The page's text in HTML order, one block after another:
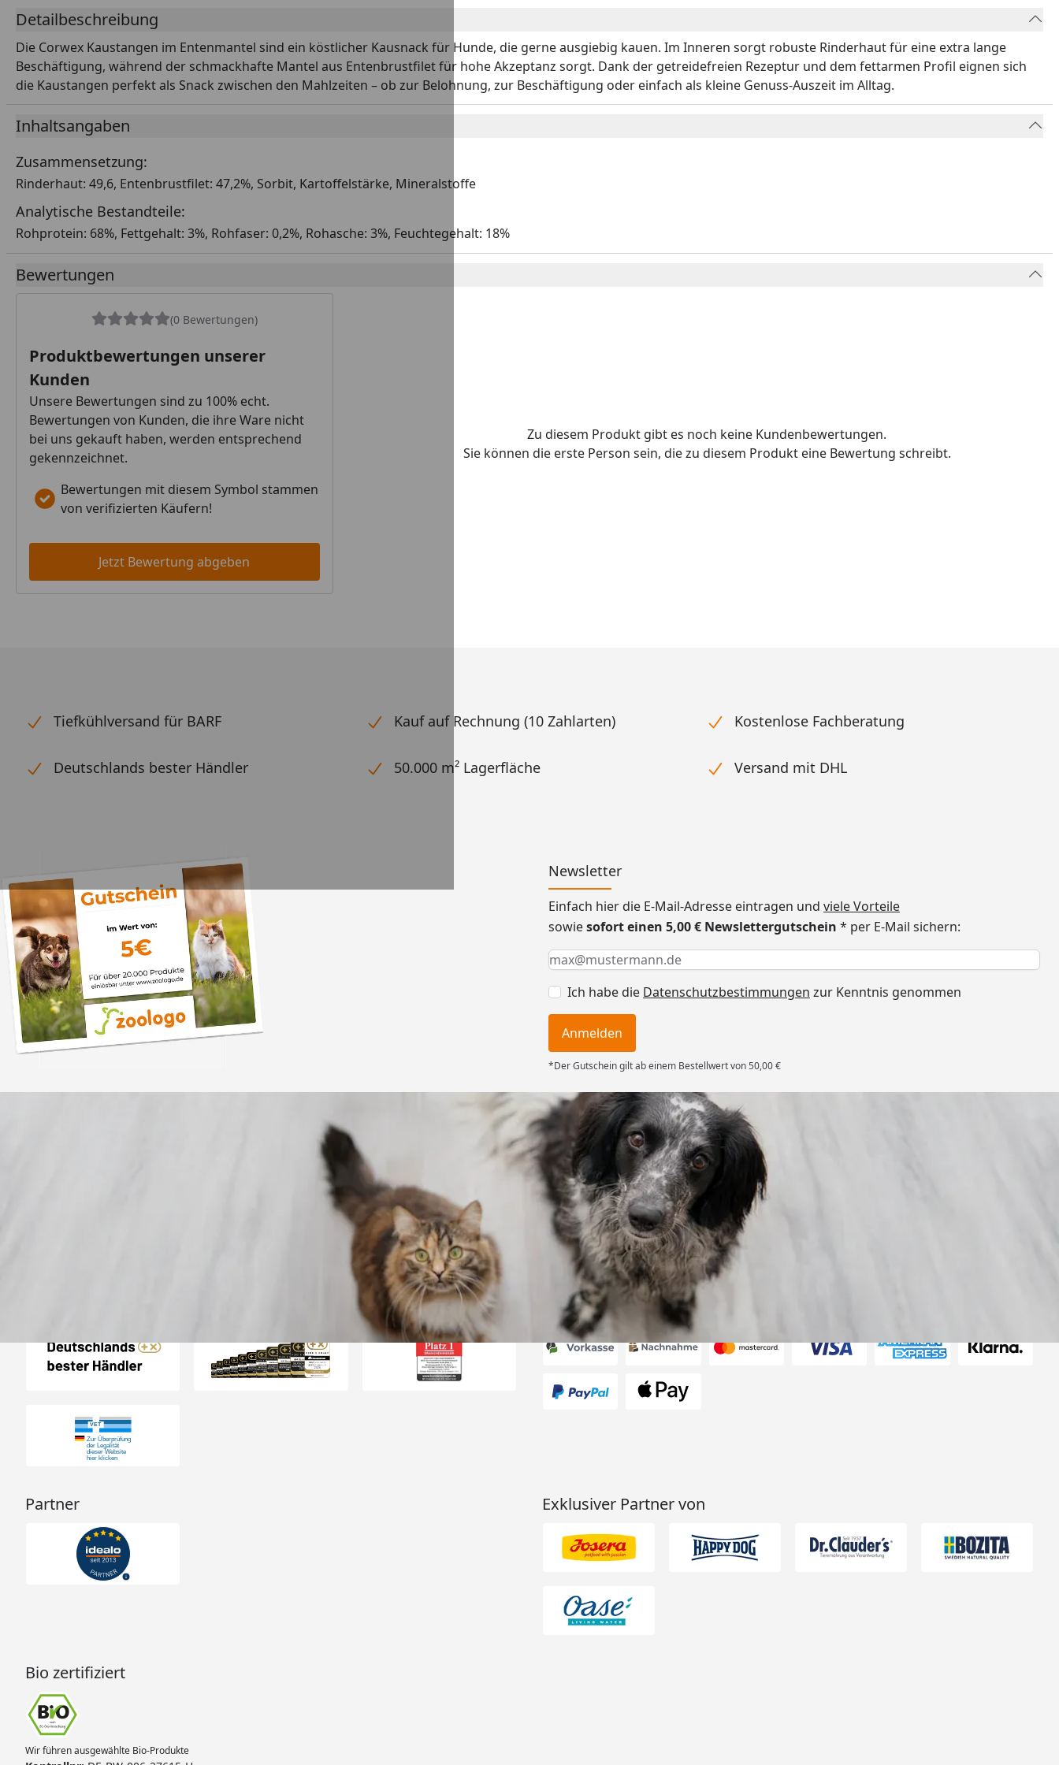
Detailbeschreibung
Die Corwex Kaustangen im Entenmantel sind ein köstlicher Kausnack für Hunde, die gerne ausgiebig kauen. Im Inneren sorgt robuste Rinderhaut für eine extra lange
Beschäftigung, während der schmackhafte Mantel aus Entenbrustfilet für hohe Akzeptanz sorgt. Dank der getreidefreien Rezeptur und dem fettarmen Profil eignen sich
die Kaustangen perfekt als Snack zwischen den Mahlzeiten – ob zur Belohnung, zur Beschäftigung oder einfach als kleine Genuss-Auszeit im Alltag.
Inhaltsangaben
Zusammensetzung:
Rinderhaut: 49,6, Entenbrustfilet: 47,2%, Sorbit, Kartoffelstärke, Mineralstoffe
Analytische Bestandteile:
Rohprotein: 68%, Fettgehalt: 3%, Rohfaser: 0,2%, Rohasche: 3%, Feuchtegehalt: 18%
Bewertungen
(0 Bewertungen)
Produktbewertungen unserer
Kunden
Unsere Bewertungen sind zu 100% echt.
Bewertungen von Kunden, die ihre Ware nicht
bei uns gekauft haben, werden entsprechend
gekennzeichnet.
Bewertungen mit diesem Symbol stammen
von verifizierten Käufern!
Jetzt Bewertung abgeben
Zu diesem Produkt gibt es noch keine Kundenbewertungen.
Sie können die erste Person sein, die zu diesem Produkt eine Bewertung schreibt.
Tiefkühlversand für BARF Kauf auf Rechnung (10 Zahlarten) Kostenlose Fachberatung
Deutschlands bester Händler 50.000 m² Lagerfläche Versand mit DHL
Newsletter
Einfach hier die E-Mail-Adresse eintragen und viele Vorteile
sowiesofort einen 5,00 € Newslettergutschein * per E-Mail sichern:
Keine Eingabe erforderlich
Eingabe erforderlich
E-Mail *
Ich habe die Datenschutzbestimmungen zur Kenntnis genommen
Anmelden
*Der Gutschein gilt ab einem Bestellwert von 50,00 €
„Gute Erfahrung mit
Zoologo,schnelle Lieferung, alles
top“
31.07.2026
Versand
Akzeptierte Zahlungsarten
Partner Exklusiver Partner von
Bio zertifiziert
Wir führen ausgewählte Bio-Produkte